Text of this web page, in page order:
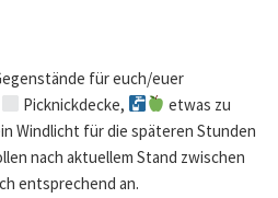
für euch/euer
Picknickdecke,
etwas zu
Windlicht für die späteren Stunden
nach aktuellem Stand zwischen
entsprechend an.